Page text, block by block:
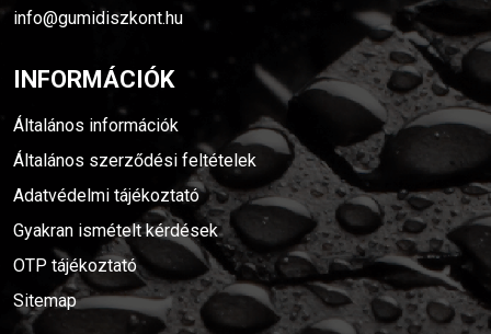
info@gumidiszkont.hu
INFORMÁCIÓK
Általános információk
Általános szerződési feltételek
Adatvédelmi tájékoztató
Gyakran ismételt kérdések
OTP tájékoztató
Sitemap